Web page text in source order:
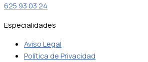
625 93 03 24
Especialidades
Aviso Legal
Política de Privacidad